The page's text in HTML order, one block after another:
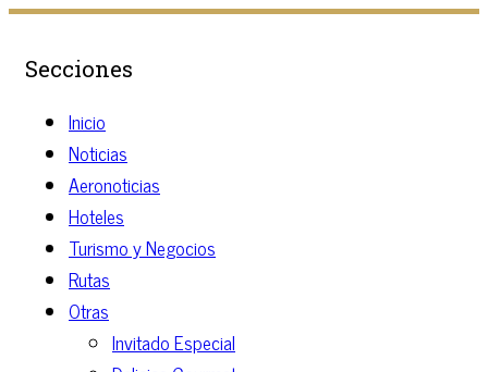
Secciones
Inicio
Noticias
Aeronoticias
Hoteles
Turismo y Negocios
Rutas
Otras
Invitado Especial